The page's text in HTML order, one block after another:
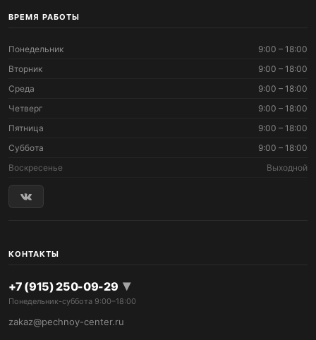
ВРЕМЯ РАБОТЫ
Понедельник
9:00 – 18:00
Вторник
9:00 – 18:00
Среда
9:00 – 18:00
Четверг
9:00 – 18:00
Пятница
9:00 – 18:00
Суббота
9:00 – 18:00
Воскресенье
Выходной
КОНТАКТЫ
+7 (915) 250-09-29 ▾
Понедельник-суббота 9:00–18:00
zakaz@pechnoy-center.ru